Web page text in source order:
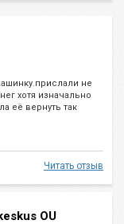
не
хотя изначально
её вернуть так
Читать отзыв
OU